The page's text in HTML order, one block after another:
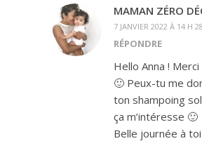
MAMAN ZÉRO
7 JANVIER 2022 À 14 H
RÉPONDRE
Hello Anna !
🙂 Peux-tu me
ton shampoing
ça m’intéresse 🙂
Belle journée à toi